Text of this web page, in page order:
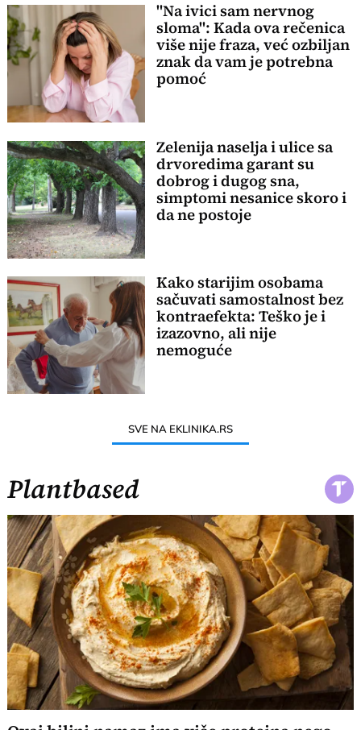
"Na ivici sam nervnog
sloma": Kada ova rečenica
više nije fraza, već ozbiljan
znak da vam je potrebna
pomoć
Zelenija naselja i ulice sa
drvoredima garant su
dobrog i dugog sna,
simptomi nesanice skoro i
da ne postoje
Kako starijim osobama
sačuvati samostalnost bez
kontraefekta: Teško je i
izazovno, ali nije
nemoguće
SVE NA EKLINIKA.RS
Plantbased